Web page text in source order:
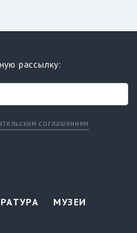
рассылку:
соглашением
МУЗЕИ